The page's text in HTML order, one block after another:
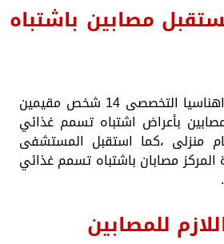
مصابين باشتباه
واستقبل مستشفى اهناسيا التخصصى 14 شخص مقيمين
بأعراض اشتباه تسمم غذائي
منزلى ،كما استقبل المستشفى
مصابان باشتباه تسمم غذائي
للمصابين